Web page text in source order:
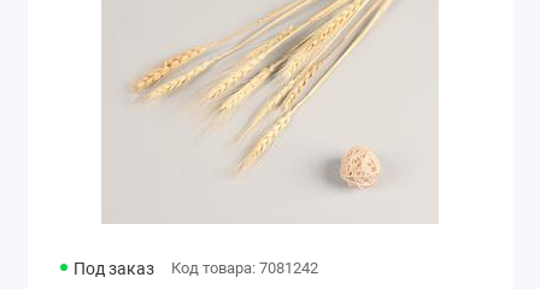
Под заказ Код товара: 7081242